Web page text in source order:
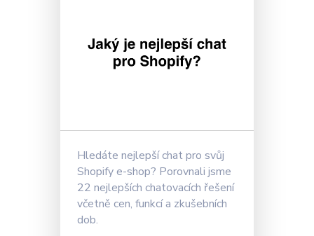
Hledáte nejlepší chat pro svůj
Shopify e-shop? Porovnali jsme
22 nejlepších chatovacích řešení
včetně cen, funkcí a zkušebních
dob.